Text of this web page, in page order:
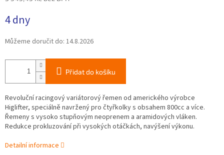
cena:
4 dny
Můžeme doručit do: 14.8.2026
Přidat do košíku
Revoluční racingový variátorový řemen od amerického výrobce
Higlifter, speciálně navržený pro čtyřkolky s obsahem 800cc a více.
Řemeny s vysoko stupňovým neoprenem a aramidových vláken.
Redukce prokluzování při vysokých otáčkách, navýšení výkonu.
Detailní informace